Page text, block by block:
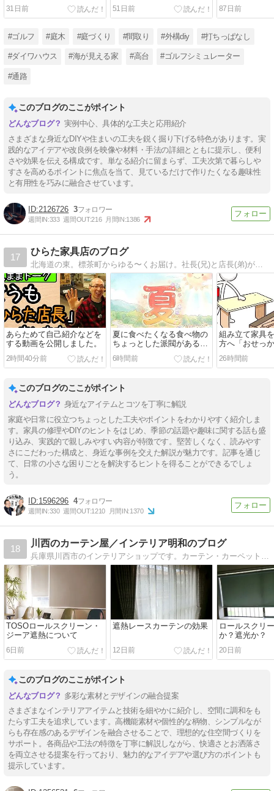
た「本当に管理が楽にな
る」雑草対策
31日前
採用した体験談
51日前
87日前
#ゴルフ #庭木 #庭づくり #間取り #外構diy #打ちっぱなし
#ダイワハウス #海が見える家 #高台 #ゴルフシミュレーター
#通路
このブログのここがポイント
実例中心、具体的な工夫と応用紹介
さまざまな身近なDIYや住まいの工夫を鋭く掘り下げる特色があります。実
践的なアイデアや改良例を映像や材料・手法の詳細とともに提示し、便利
さや効果を伝える構成です。単なる紹介に留まらず、工夫次第で暮らしや
すさを高めるポイントに焦点を当て、見ているだけで作りたくなる趣味性
と有用性を巧みに融合させています。
2126726 3
週間IN:333 週間OUT:216 月間IN:1386
17
ひらた家具店のブログ
北海道の東。標茶町からゆる〜くお届け。社長(兄)と店長(弟)が暮らしに役立つ情報から、そうじゃないものまで毎日更新中。人柄が伝わると嬉しいです！
あらためて自己紹介などを
する動画を公開しました。
2時間40分前
夏に食べたくなる食べ物の
ちょっとした派閥があるこ
とについて個人的なことを
他愛のない感じで（笑）
6時間前
組み立て家具
方へ「おせっ
意点をお伝え
い☆
26時間前
このブログのここがポイント
身近なアイテムとコツを丁寧に解説
家庭や日常に役立つちょっとした工夫やポイントをわかりやすく紹介しま
す。家具の修理やDIYのヒントをはじめ、季節の話題や趣味に関する話も盛
り込み、実践的で親しみやすい内容が特徴です。堅苦しくなく、読みやす
さにこだわった構成と、身近な事例を交えた解説が魅力です。記事を通じ
て、日常の小さな困りごとを解決するヒントを得ることができるでしょ
う。
1596296 4
週間IN:330 週間OUT:1210 月間IN:1370
18
川西のカーテン屋／インテリア明和のブログ
兵庫県川西市のインテリアショップです。カーテン・カーペットに関する情報や日々の出来事についてお伝えします。
TOSOロールスクリーン・
ジーア遮熱について
6日前
遮熱レースカーテンの効果
12日前
ロールスクリ
か？遮光か？
20日前
このブログのここがポイント
多彩な素材とデザインの融合提案
さまざまなインテリアアイテムと技術を細やかに紹介し、空間に調和をも
たらす工夫を追求しています。高機能素材や個性的な柄物、シンプルなが
らも存在感のあるデザインを融合させることで、理想的な住空間づくりを
サポート。各商品や工法の特徴を丁寧に解説しながら、快適さとお洒落さ
を両立させる提案を行っており、魅力的なアイデアや選び方のポイントも
提示しています。